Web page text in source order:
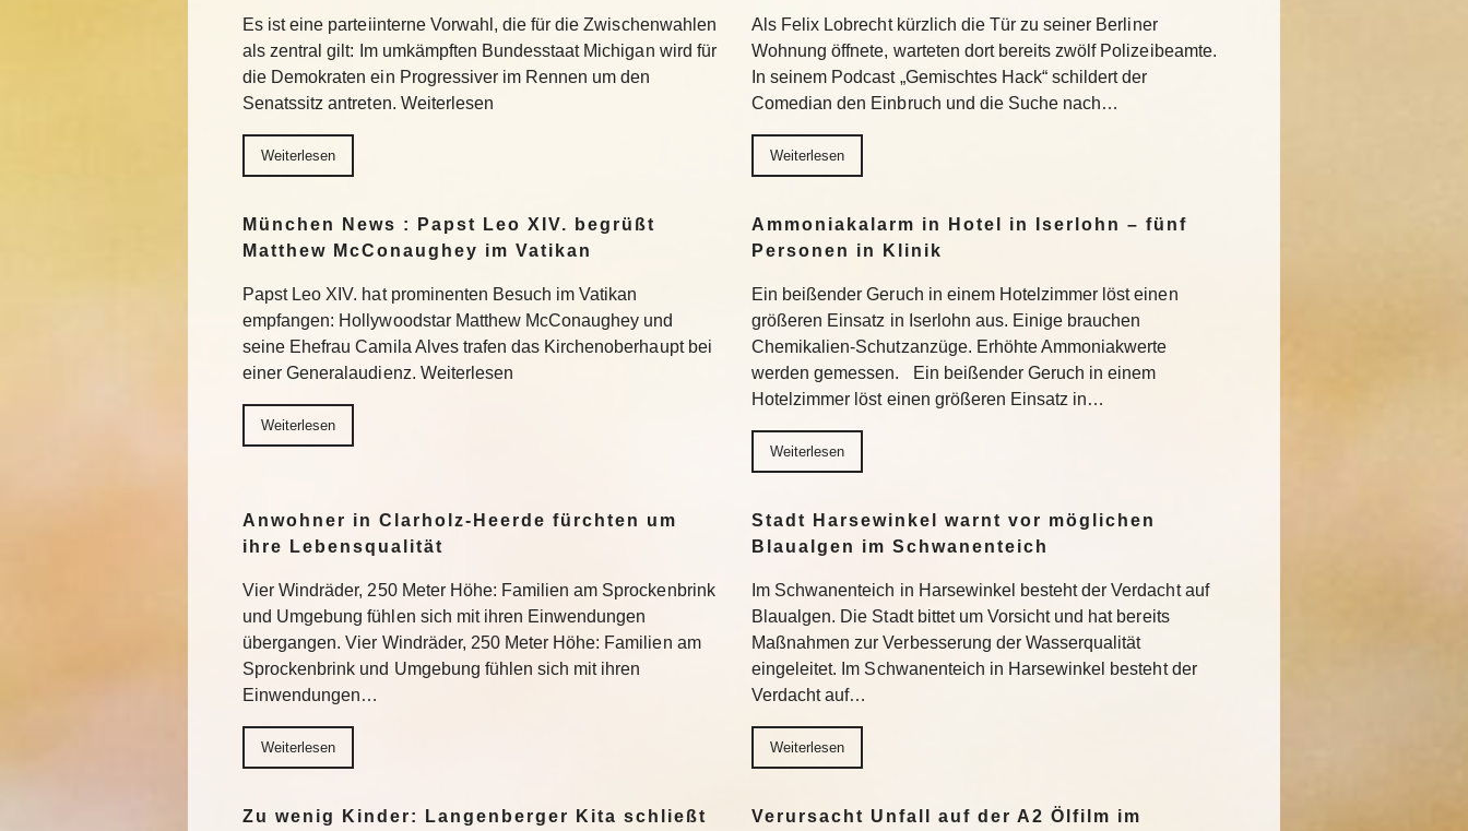
Es ist eine parteiinterne Vorwahl, die für die Zwischenwahlen
als zentral gilt: Im umkämpften Bundesstaat Michigan wird für
die Demokraten ein Progressiver im Rennen um den
Senatssitz antreten. Weiterlesen
Weiterlesen
Als Felix Lobrecht kürzlich die Tür zu seiner Berliner
Wohnung öffnete, warteten dort bereits zwölf Polizeibeamte.
In seinem Podcast „Gemischtes Hack“ schildert der
Comedian den Einbruch und die Suche nach…
Weiterlesen
München News : Papst Leo XIV. begrüßt
Matthew McConaughey im Vatikan
Papst Leo XIV. hat prominenten Besuch im Vatikan
empfangen: Hollywoodstar Matthew McConaughey und
seine Ehefrau Camila Alves trafen das Kirchenoberhaupt bei
einer Generalaudienz. Weiterlesen
Weiterlesen
Ammoniakalarm in Hotel in Iserlohn – fünf
Personen in Klinik
Ein beißender Geruch in einem Hotelzimmer löst einen
größeren Einsatz in Iserlohn aus. Einige brauchen
Chemikalien-Schutzanzüge. Erhöhte Ammoniakwerte
werden gemessen. Ein beißender Geruch in einem
Hotelzimmer löst einen größeren Einsatz in…
Weiterlesen
Anwohner in Clarholz-Heerde fürchten um
ihre Lebensqualität
Vier Windräder, 250 Meter Höhe: Familien am Sprockenbrink
und Umgebung fühlen sich mit ihren Einwendungen
übergangen. Vier Windräder, 250 Meter Höhe: Familien am
Sprockenbrink und Umgebung fühlen sich mit ihren
Einwendungen…
Weiterlesen
Stadt Harsewinkel warnt vor möglichen
Blaualgen im Schwanenteich
Im Schwanenteich in Harsewinkel besteht der Verdacht auf
Blaualgen. Die Stadt bittet um Vorsicht und hat bereits
Maßnahmen zur Verbesserung der Wasserqualität
eingeleitet. Im Schwanenteich in Harsewinkel besteht der
Verdacht auf…
Weiterlesen
Zu wenig Kinder: Langenberger Kita schließt
Verursacht Unfall auf der A2 Ölfilm im